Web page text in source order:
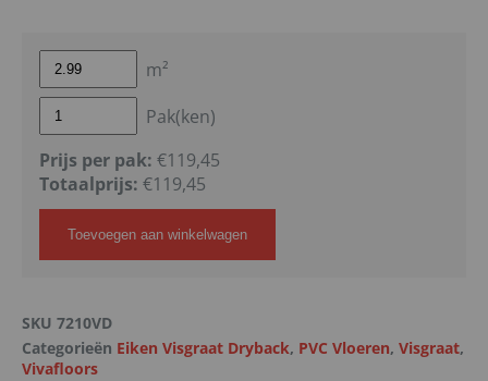
m²
Pak(ken)
Prijs per pak: €119,45
Totaalprijs: €119,45
Toevoegen aan winkelwagen
SKU 7210VD
Categorieën Eiken Visgraat Dryback, PVC Vloeren, Visgraat,
Vivafloors